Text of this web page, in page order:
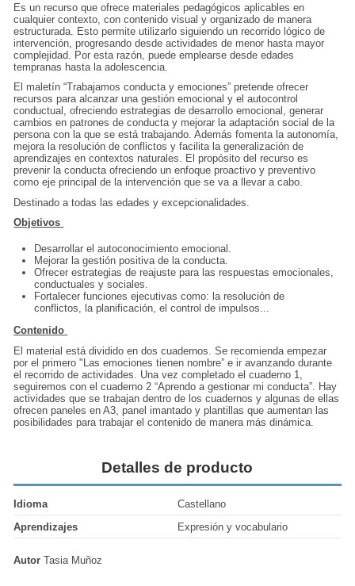
Es un recurso que ofrece materiales pedagógicos aplicables en
cualquier contexto, con contenido visual y organizado de manera
estructurada. Esto permite utilizarlo siguiendo un recorrido lógico de
intervención, progresando desde actividades de menor hasta mayor
complejidad. Por esta razón, puede emplearse desde edades
tempranas hasta la adolescencia.
El maletín “Trabajamos conducta y emociones” pretende ofrecer
recursos para alcanzar una gestión emocional y el autocontrol
conductual, ofreciendo estrategias de desarrollo emocional, generar
cambios en patrones de conducta y mejorar la adaptación social de la
persona con la que se está trabajando. Además fomenta la autonomía,
mejora la resolución de conflictos y facilita la generalización de
aprendizajes en contextos naturales. El propósito del recurso es
prevenir la conducta ofreciendo un enfoque proactivo y preventivo
como eje principal de la intervención que se va a llevar a cabo.
Destinado a todas las edades y excepcionalidades.
Objetivos
Desarrollar el autoconocimiento emocional.
Mejorar la gestión positiva de la conducta.
Ofrecer estrategias de reajuste para las respuestas emocionales,
conductuales y sociales.
Fortalecer funciones ejecutivas como: la resolución de
conflictos, la planificación, el control de impulsos...
Contenido
El material está dividido en dos cuadernos. Se recomienda empezar
por el primero "Las emociones tienen nombre” e ir avanzando durante
el recorrido de actividades. Una vez completado el cuaderno 1,
seguiremos con el cuaderno 2 “Aprendo a gestionar mi conducta”. Hay
actividades que se trabajan dentro de los cuadernos y algunas de ellas
ofrecen paneles en A3, panel imantado y plantillas que aumentan las
posibilidades para trabajar el contenido de manera más dinámica.
Detalles de producto
Idioma
Castellano
Aprendizajes
Expresión y vocabulario
Autor Tasia Muñoz